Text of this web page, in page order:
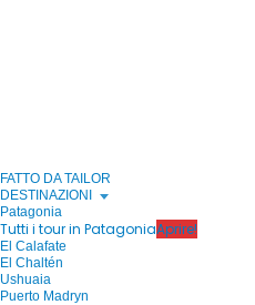
FATTO DA TAILOR
DESTINAZIONI
Patagonia
Tutti i tour in PatagoniaAprire!
El Calafate
El Chaltén
Ushuaia
Puerto Madryn